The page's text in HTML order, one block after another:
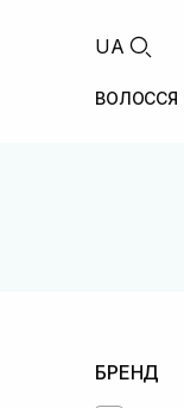
UA
ВОЛОССЯ
БРЕНД